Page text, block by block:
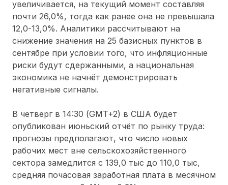
увеличивается, на текущий момент составляя
почти 26,0%, тогда как ранее она не превышала
12,0-13,0%. Аналитики рассчитывают на
снижение значения на 25 базисных пунктов в
сентябре при условии того, что инфляционные
риски будут сдержанными, а национальная
экономика не начнёт демонстрировать
негативные сигналы.
В четверг в 14:30 (GMT+2) в США будет
опубликован июньский отчёт по рынку труда:
прогнозы предполагают, что число новых
рабочих мест вне сельскохозяйственного
сектора замедлится с 139,0 тыс до 110,0 тыс,
средняя почасовая заработная плата в месячном